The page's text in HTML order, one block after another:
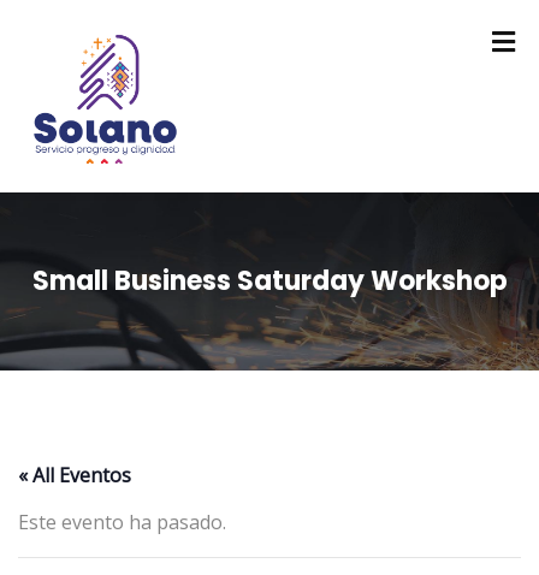
Small Business Saturday Workshop
« All Eventos
Este evento ha pasado.